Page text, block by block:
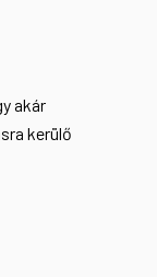
akár
kerülő